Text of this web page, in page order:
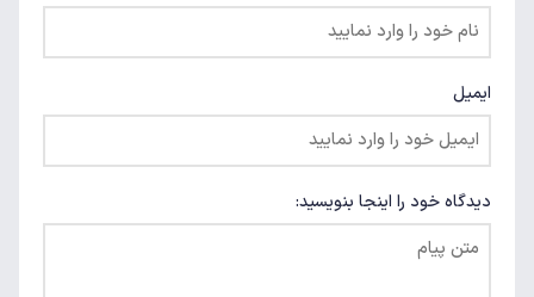
ایمیل
دیدگاه خود را اینجا بنویسید: